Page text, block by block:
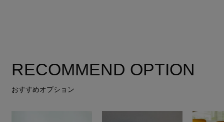
RECOMMEND OPTION
おすすめオプション